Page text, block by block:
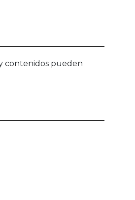
contenidos pueden